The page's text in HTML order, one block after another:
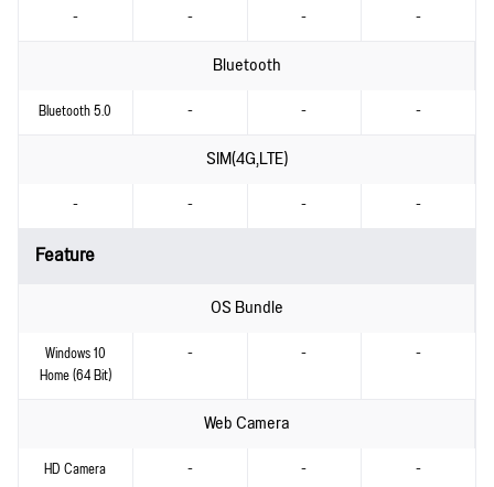
- - - -
Bluetooth
Bluetooth 5.0 - - -
SIM(4G,LTE)
- - - -
Feature
OS Bundle
Windows 10
Home (64 Bit)
- - -
Web Camera
HD Camera - - -